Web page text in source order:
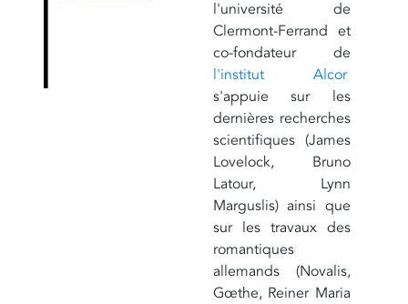
l'université de
Clermont-Ferrand et
co-fondateur de
l'institut Alcor
s'appuie sur les
dernières recherches
scientifiques (James
Lovelock, Bruno
Latour, Lynn
Marguslis) ainsi que
sur les travaux des
romantiques
allemands (Novalis,
Gœthe, Reiner Maria